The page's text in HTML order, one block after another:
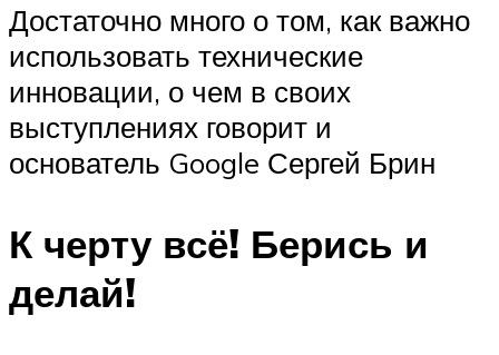
Достаточно много о том, как важно
использовать технические
инновации, о чем в своих
выступлениях говорит и
основатель Google Сергей Брин
К черту всё! Берись и
делай!